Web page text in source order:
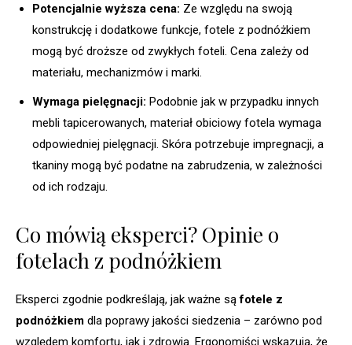
Potencjalnie wyższa cena: Ze względu na swoją
konstrukcję i dodatkowe funkcje, fotele z podnóżkiem
mogą być droższe od zwykłych foteli. Cena zależy od
materiału, mechanizmów i marki.
Wymaga pielęgnacji: Podobnie jak w przypadku innych
mebli tapicerowanych, materiał obiciowy fotela wymaga
odpowiedniej pielęgnacji. Skóra potrzebuje impregnacji, a
tkaniny mogą być podatne na zabrudzenia, w zależności
od ich rodzaju.
Co mówią eksperci? Opinie o
fotelach z podnóżkiem
Eksperci zgodnie podkreślają, jak ważne sąfotele z
podnóżkiem dla poprawy jakości siedzenia – zarówno pod
względem komfortu, jak i zdrowia. Ergonomiści wskazują, że